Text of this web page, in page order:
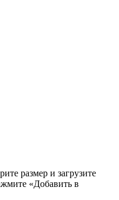
размер и загрузите
«Добавить в